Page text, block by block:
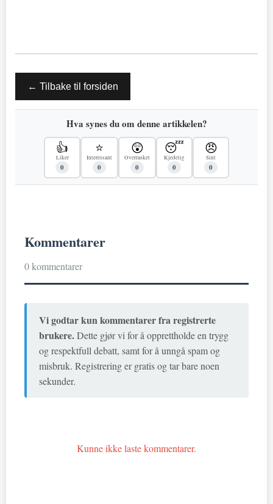
← Tilbake til forsiden
Hva synes du om denne artikkelen?
👍
Liker
0
⭐
Interessant
0
😲
Overrasket
0
😴
Kjedelig
0
😠
Sint
0
Kommentarer
0 kommentarer
Vi godtar kun kommentarer fra registrerte
brukere.Dette gjør vi for å opprettholde en trygg
og respektfull debatt, samt for å unngå spam og
misbruk. Registrering er gratis og tar bare noen
sekunder.
Kunne ikke laste kommentarer.